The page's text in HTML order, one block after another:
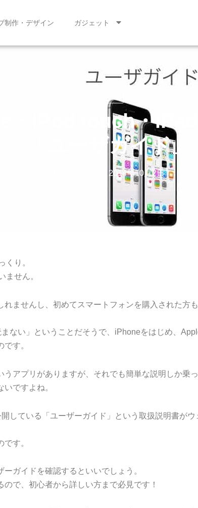
制作・デザイン ガジェット
・iPod touch・
「ユーザガイド」
2014年10月2日
くり。
ません。
ませんし、初めてスマートフォンを購入された方
ない」ということだそうで、iPhoneをはじめ、
す。
アプリがありますが、それでも簡単な説明しか乗
ですよね。
している「ユーザーガイド」という取扱説明書がウ
す。
ガイドを確認するといいでしょう。
で、初心者から詳しい方まで必見です！